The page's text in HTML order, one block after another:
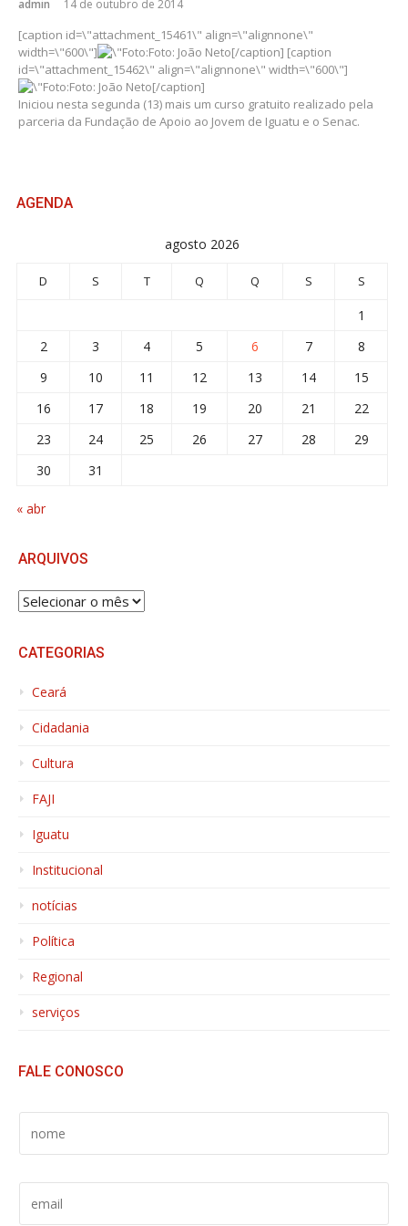
admin 14 de outubro de 2014
[caption id=\"attachment_15461\" align=\"alignnone\"
width=\"600\"]
Foto: João Neto[/caption] [caption
id=\"attachment_15462\" align=\"alignnone\" width=\"600\"]
Foto: João Neto[/caption]
Iniciou nesta segunda (13) mais um curso gratuito realizado pela
parceria da Fundação de Apoio ao Jovem de Iguatu e o Senac.
AGENDA
agosto 2026
D S T Q Q S S
1
2
3 4 5 6 7
8
9
10 11 12 13 14
15
16
17 18 19 20 21
22
23
24 25 26 27 28
29
30
31
« abr
ARQUIVOS
ARQUIVOS
CATEGORIAS
Ceará
Cidadania
Cultura
FAJI
Iguatu
Institucional
notícias
Política
Regional
serviços
FALE CONOSCO
U
N